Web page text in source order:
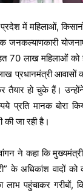
में महिलाओं,
जनकल्याणकारी
70 लाख महिलाओं को
प्रधानमंत्री आवासों
हो चुके हैं।
प्रति मानक बोरा
की जा रही है।
ने कहा कि
के अधिकांश वादों
लाभ पहुंचाकर गरीबों,